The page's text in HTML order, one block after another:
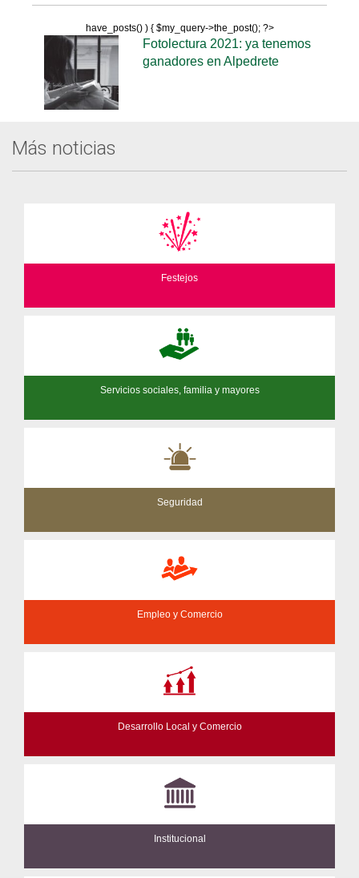
have_posts() ) { $my_query->the_post(); ?>
Fotolectura 2021: ya tenemos
ganadores en Alpedrete
Más noticias
Festejos
Servicios sociales, familia y mayores
Seguridad
Empleo y Comercio
Desarrollo Local y Comercio
Institucional